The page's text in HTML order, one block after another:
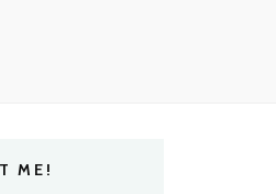
ME!